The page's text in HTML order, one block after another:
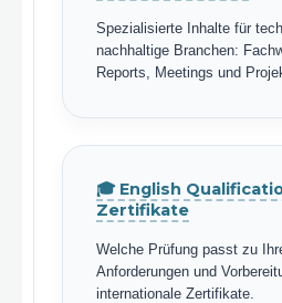
Spezialisierte Inhalte für
nachhaltige Branchen:
Reports, Meetings und
🎓 English
Zertifikate
Welche Prüfung passt zu
Anforderungen und
internationale Zertifikate.